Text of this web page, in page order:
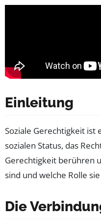
Einleitung
Soziale Gerechtigkeit ist
sozialen Status, das
Gerechtigkeit berühren
sind und welche Rolle
Die